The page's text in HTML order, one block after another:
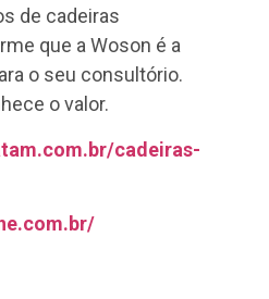
de cadeiras
que a Woson é a
o seu consultório.
o valor.
cadeiras-